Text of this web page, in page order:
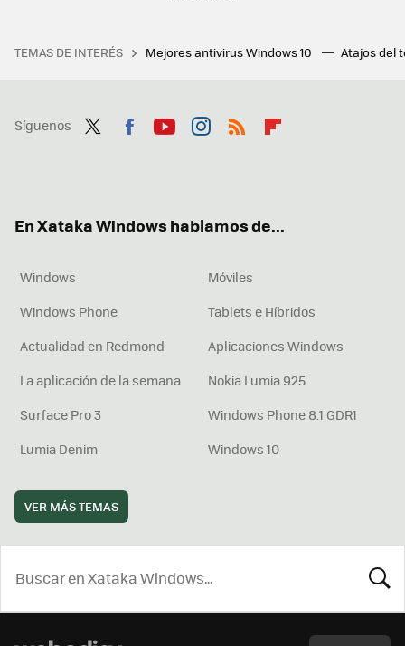
TEMAS DE INTERÉS Mejores antivirus Windows 10 Atajos del
Síguenos
En Xataka Windows hablamos de...
Windows
Móviles
Windows Phone
Tablets e Híbridos
Actualidad en Redmond
Aplicaciones Windows
La aplicación de la semana
Nokia Lumia 925
Surface Pro 3
Windows Phone 8.1 GDR1
Lumia Denim
Windows 10
VER MÁS TEMAS